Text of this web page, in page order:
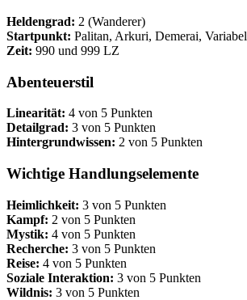
Heldengrad: 2 (Wanderer)
Startpunkt: Palitan, Arkuri, Demerai, Variabel
Zeit: 990 und 999 LZ
Abenteuerstil
Linearität: 4 von 5 Punkten
Detailgrad: 3 von 5 Punkten
Hintergrundwissen: 2 von 5 Punkten
Wichtige Handlungselemente
Heimlichkeit: 3 von 5 Punkten
Kampf: 2 von 5 Punkten
Mystik: 4 von 5 Punkten
Recherche: 3 von 5 Punkten
Reise: 4 von 5 Punkten
Soziale Interaktion: 3 von 5 Punkten
Wildnis: 3 von 5 Punkten